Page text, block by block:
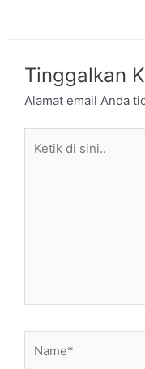
Tinggalkan
Alamat email Anda